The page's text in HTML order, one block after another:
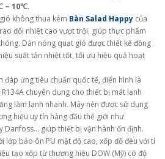
~ 10℃.
không thua kém Bàn Salad Happy của
đổi nhiệt cao vượt trội, giúp thực phẩm
Dàn nóng quạt gió được thiết kế đồng
suất tản nhiệt tốt, tối ưu hiệu quả hoạt
đáp ứng tiêu chuẩn quốc tế, điển hình là
chuyên dụng cho thiết bị mát lạnh
làm lạnh nhanh. Máy nén được sử dụng
hiệu uy tín hàng đầu thế giới như
Danfoss… giúp thiết bị vận hành ổn định.
lớp bảo ôn PU mật độ cao, xốp đổ đều với tỉ
tạo xốp từ thương hiệu DOW (Mỹ) có độ